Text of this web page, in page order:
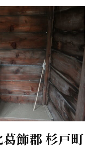
飾郡 杉戸町